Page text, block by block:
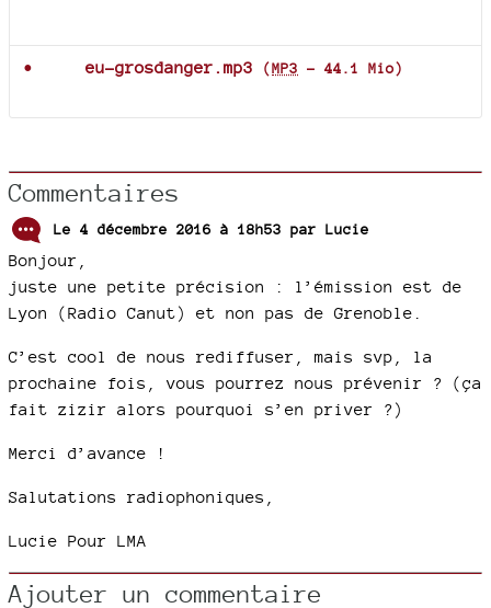
eu-grosdanger.mp3 (MP3 - 44.1 Mio)
Commentaires
Le 4 décembre 2016 à 18h53 par Lucie
Bonjour,
juste une petite précision : l’émission est de
Lyon (Radio Canut) et non pas de Grenoble.
C’est cool de nous rediffuser, mais svp, la
prochaine fois, vous pourrez nous prévenir ? (ça
fait zizir alors pourquoi s’en priver ?)
Merci d’avance !
Salutations radiophoniques,
Lucie Pour LMA
Ajouter un commentaire